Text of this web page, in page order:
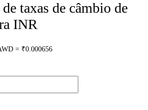
taxas de câmbio de
INR
= ₹0.000656